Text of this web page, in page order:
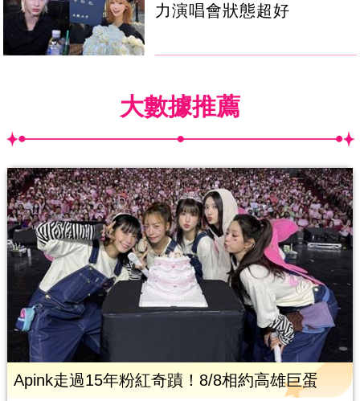
力演唱會狀態超好
大數據推薦
Apink走過15年粉紅奇蹟！8/8相約高雄巨蛋